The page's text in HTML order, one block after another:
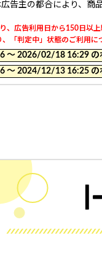
広告主の都合により、
、広告利用日から150日以
「判定中」状態のご利用に
〜 2026/02/18 16:29 の
〜 2024/12/13 16:25 の